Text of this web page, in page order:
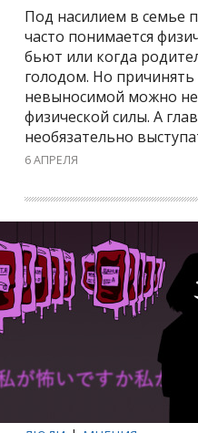
Под насилием в семье
часто понимается
бьют или когда
голодом. Но
невыносимой можно
физической силы. А
необязательно
6 АПРЕЛЯ